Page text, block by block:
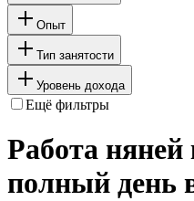
Опыт
Тип занятости
Уровень дохода
Ещё фильтры
Работа няней
полный день